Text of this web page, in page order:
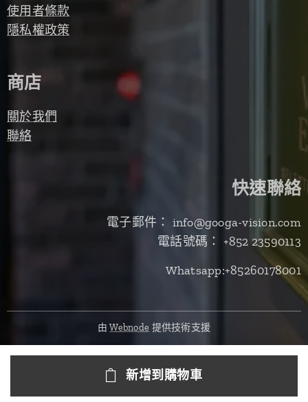
新增到購物車
使用者條款
隱私權政策
商店
關於我們
聯絡
快速聯絡
電子郵件： info@googa-vision.com
電話號碼： +852 23590113
Whatsapp:+85260178001
由Webnode 提供技術支援